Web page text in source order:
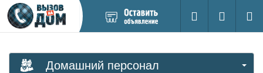
новое
Поиск
Вход на
Домашний персонал